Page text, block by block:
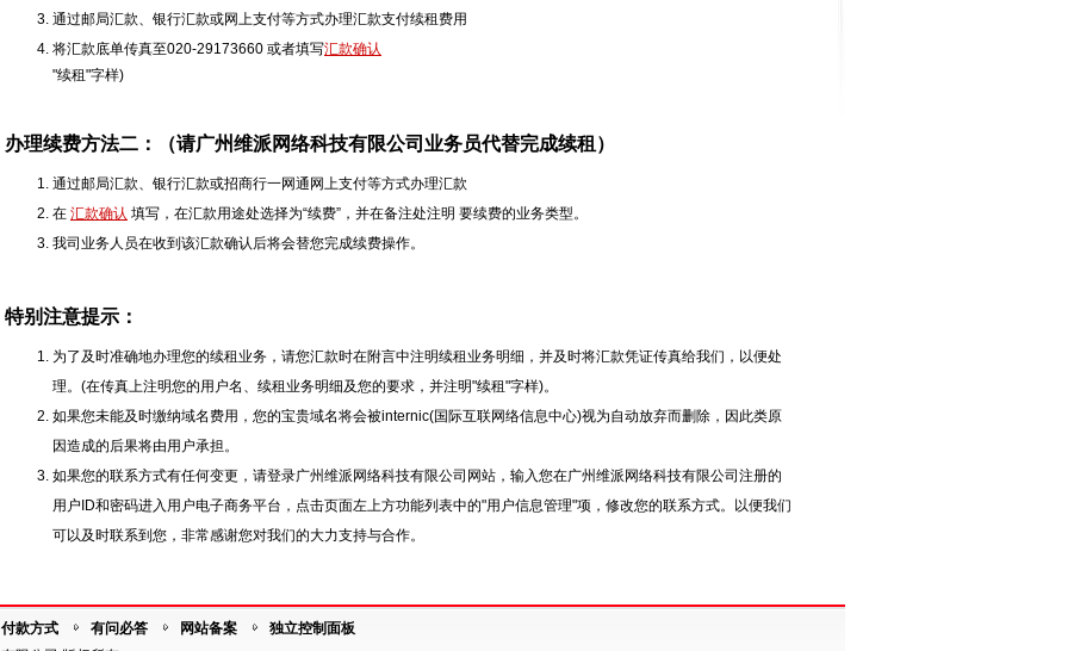
通过邮局汇款、银行汇款或网上支付等方式办理汇款支付续租费用
将汇款底单传真至020-29173660 或者填写汇款确认
"续租"字样)
办理续费方法二：（请广州维派网络科技有限公司业务员代替完成续租）
通过邮局汇款、银行汇款或招商行一网通网上支付等方式办理汇款
在 汇款确认 填写，在汇款用途处选择为“续费”，并在备注处注明 要续费的业务类型。
我司业务人员在收到该汇款确认后将会替您完成续费操作。
特别注意提示：
为了及时准确地办理您的续租业务，请您汇款时在附言中注明续租业务明细，并及时将汇款凭证传真给我们，以便处
理。(在传真上注明您的用户名、续租业务明细及您的要求，并注明"续租"字样)。
如果您未能及时缴纳域名费用，您的宝贵域名将会被internic(国际互联网络信息中心)视为自动放弃而删除，因此类原
因造成的后果将由用户承担。
如果您的联系方式有任何变更，请登录广州维派网络科技有限公司网站，输入您在广州维派网络科技有限公司注册的
用户ID和密码进入用户电子商务平台，点击页面左上方功能列表中的"用户信息管理"项，修改您的联系方式。以便我们
可以及时联系到您，非常感谢您对我们的大力支持与合作。
付款方式 有问必答 网站备案
独立控制面板